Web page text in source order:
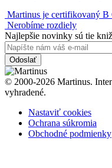
Martinus je certifikovaný B
Nerobíme rozdiely
Najlepšie novinky sú tie
Odoslať
© 2000-2026 Martinus.
vyhradené.
Nastaviť cookies
Ochrana súkromia
Obchodné podmienky